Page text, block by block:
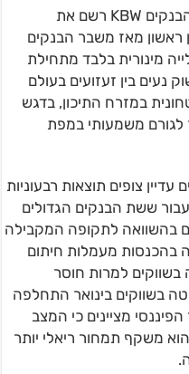
בשלושת החודשים האחרונים. מדד הבנקים KBW רשם את
ראשון מאז משבר הבנקים
מציג עלייה מינורית בלבד מתחילת
בין זעזועים בעולם
במזרח התיכון, בדגש
לגורם משמעותי במפת
צופים תוצאות רבעוניות
ששת הבנקים הגדולים
עלייה של כ-5% ברווחים בהשוואה לתקופה המקבילה
בהכנסות מעמלות חיתום
למרות חוסר
בשווקים בינואר התחלפה
מציינים כי המצב
משקף תמחור ריאלי יותר